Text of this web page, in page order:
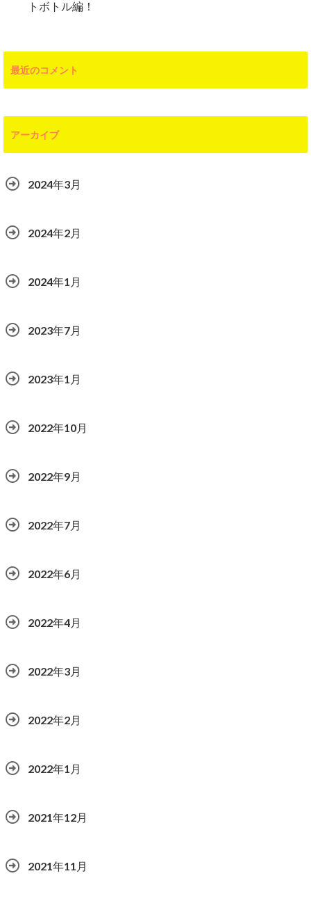
トボトル編！
最近のコメント
アーカイブ
2024年3月
2024年2月
2024年1月
2023年7月
2023年1月
2022年10月
2022年9月
2022年7月
2022年6月
2022年4月
2022年3月
2022年2月
2022年1月
2021年12月
2021年11月